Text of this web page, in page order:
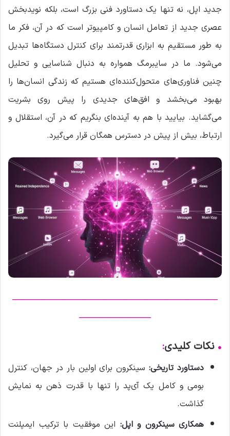
جدید اپل، نه تنها یک دستاورد فنی بزرگ است، بلکه نویدبخش
عصری جدید از تعامل انسان و کامپیوتر است که در آن، فکر ما
به طور مستقیم به ابزاری قدرتمند برای کنترل دستگاه‌ها تبدیل
می‌شود. ما در سایبرمگ همواره به دنبال شناسایی و تحلیل
چنین فناوری‌های متحول‌کننده‌ای هستیم که زندگی انسان‌ها را
بهبود می‌بخشد و افق‌های جدیدی را پیش روی بشریت
می‌گشاید. بیایید با هم به آینده‌ای بنگریم که در آن، استقلال و
ارتباط، بیش از پیش در دسترس همگان قرار می‌گیرد.
————————————————————
———————
• نکات کلیدی:
دستاورد تاریخی:سینکرون برای اولین بار در جهان، کنترل
بومی و کامل یک آی‌پد را تنها با قدرت ذهن به نمایش
گذاشت.
همکاری سینکرون و اپل: این موفقیت با ترکیب ایمپلنت